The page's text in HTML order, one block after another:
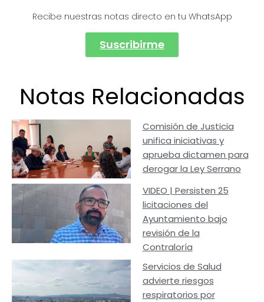
Recibe nuestras notas directo en tu WhatsApp
Suscribirme
Notas Relacionadas
Comisión de Justicia
unifica iniciativas y
aprueba dictamen para
derogar la Ley Serrano
VIDEO | Persisten 25
licitaciones del
Ayuntamiento bajo
revisión de la
Contraloría
Servicios de Salud
advierte riesgos
respiratorios por